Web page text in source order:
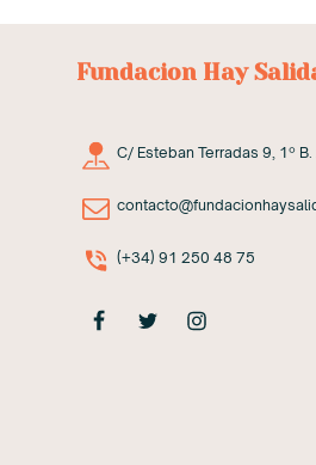
Fundacion Hay
C/ Esteban Terradas 9, 1º
(+34) 91 250 48 75